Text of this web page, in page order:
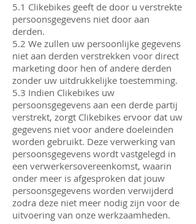
5.1 Clikebikes geeft de door u verstrekte
persoonsgegevens niet door aan
derden.
5.2 We zullen uw persoonlijke gegevens
niet aan derden verstrekken voor direct
marketing door hen of andere derden
zonder uw uitdrukkelijke toestemming.
5.3 Indien Clikebikes uw
persoonsgegevens aan een derde partij
verstrekt, zorgt Clikebikes ervoor dat uw
gegevens niet voor andere doeleinden
worden gebruikt. Deze verwerking van
persoonsgegevens wordt vastgelegd in
een verwerkersovereenkomst, waarin
onder meer is afgesproken dat jouw
persoonsgegevens worden verwijderd
zodra deze niet meer nodig zijn voor de
uitvoering van onze werkzaamheden.